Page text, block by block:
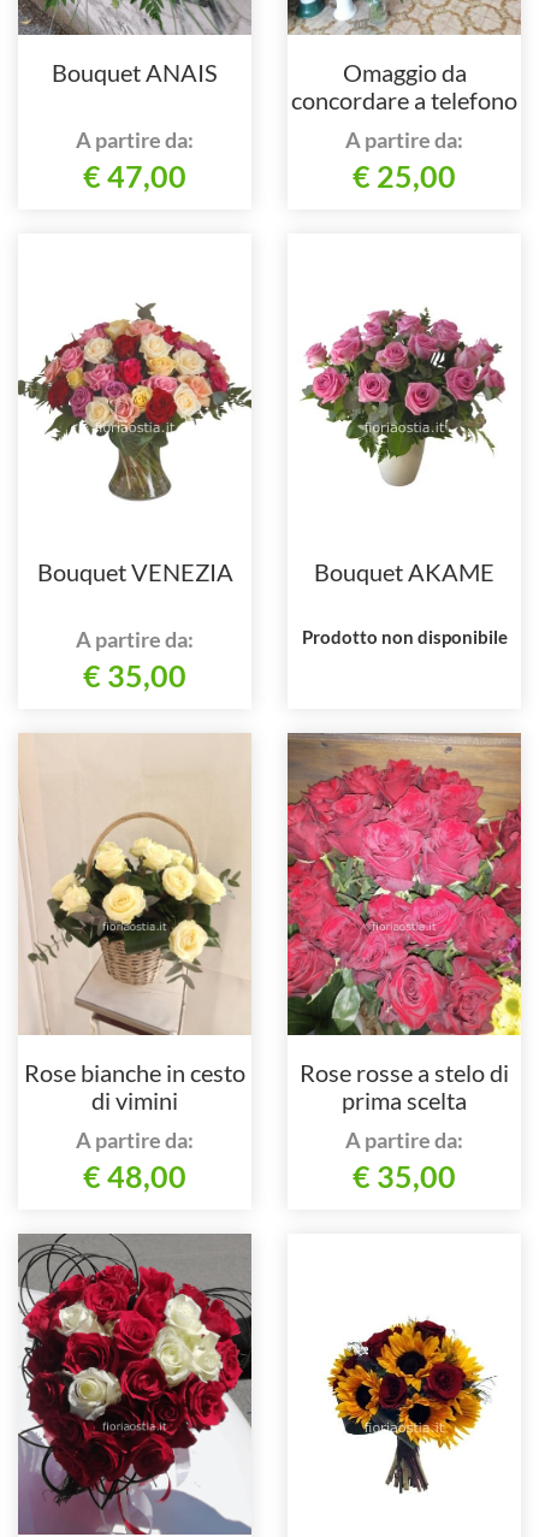
Bouquet ANAIS
A partire da:
€ 47,00
Omaggio da
concordare a telefono
al 3295664642
A partire da:
€ 25,00
Bouquet VENEZIA
A partire da:
€ 35,00
Bouquet AKAME
Prodotto non disponibile
Rose bianche in cesto
di vimini
A partire da:
€ 48,00
Rose rosse a stelo di
prima scelta
A partire da:
€ 35,00